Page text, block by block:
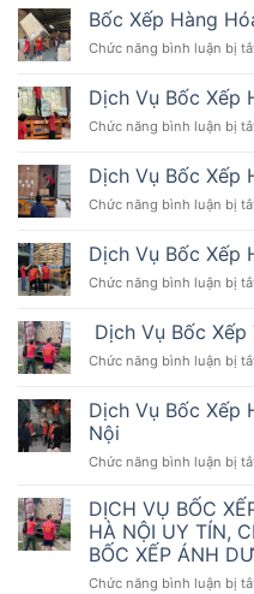
Bốc Xếp Hàng
Chức năng bình luận bị
Dịch Vụ Bốc Xếp
Chức năng bình luận bị
Dịch Vụ Bốc Xếp
Chức năng bình luận bị
Dịch Vụ Bốc Xếp
Chức năng bình luận bị
Dịch Vụ Bốc Xếp
Chức năng bình luận bị
Dịch Vụ Bốc Xếp
Nội
Chức năng bình luận bị
DỊCH VỤ BỐC
HÀ NỘI UY TÍN,
BỐC XẾP ÁNH
Chức năng bình luận bị